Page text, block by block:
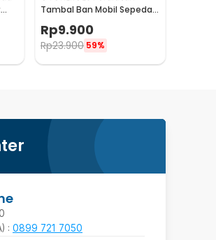
Tambal Ban Mobil Sepeda
Motor Tubeless - KBTB02
Rp9.900
Rp23.900 59%
: 0899 721 7050